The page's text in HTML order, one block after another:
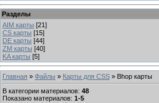
Разделы
AIM карты [21]
CS карты [15]
DE карты [44]
ZM карты [40]
KA карты [5]
Главная » Файлы » Карты для CSS » Bhop карты
В категории материалов: 48
Показано материалов: 1-5